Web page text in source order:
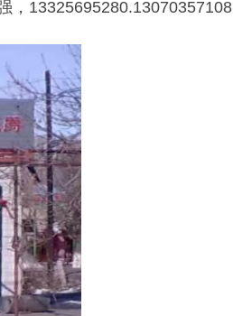
，13325695280.13070357108